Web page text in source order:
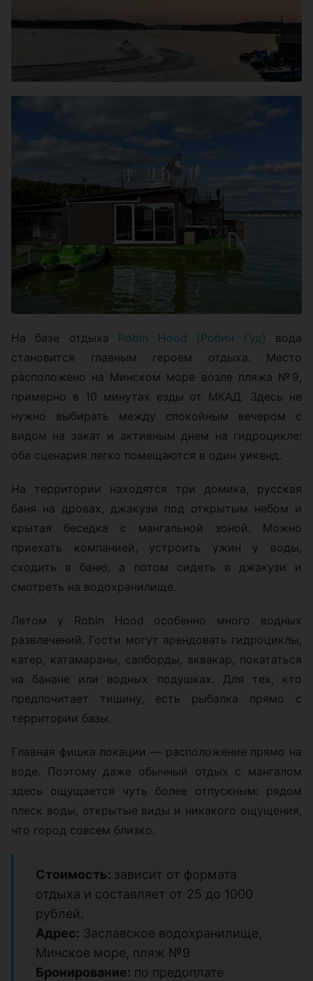
На базе отдыха Robin Hood (Робин Гуд) вода
становится главным героем отдыха. Место
расположено на Минском море возле пляжа №9,
примерно в 10 минутах езды от МКАД. Здесь не
нужно выбирать между спокойным вечером с
видом на закат и активным днем на гидроцикле:
оба сценария легко помещаются в один уикенд.
На территории находятся три домика, русская
баня на дровах, джакузи под открытым небом и
крытая беседка с мангальной зоной. Можно
приехать компанией, устроить ужин у воды,
сходить в баню, а потом сидеть в джакузи и
смотреть на водохранилище.
Летом у Robin Hood особенно много водных
развлечений. Гости могут арендовать гидроциклы,
катер, катамараны, сапборды, аквакар, покататься
на банане или водных подушках. Для тех, кто
предпочитает тишину, есть рыбалка прямо с
территории базы.
Главная фишка локации — расположение прямо на
воде. Поэтому даже обычный отдых с мангалом
здесь ощущается чуть более отпускным: рядом
плеск воды, открытые виды и никакого ощущения,
что город совсем близко.
Стоимость: зависит от формата
отдыха и составляет от 25 до 1000
рублей.
Адрес: Заславское водохранилище,
Минское море, пляж №9
Бронирование: по предоплате